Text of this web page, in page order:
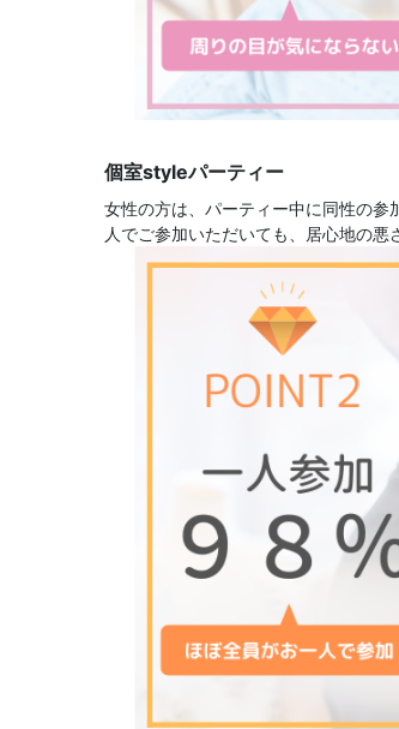
個室styleパーティー
女性の方は、パーティー中に同性の
人でご参加いただいても、居心地の悪